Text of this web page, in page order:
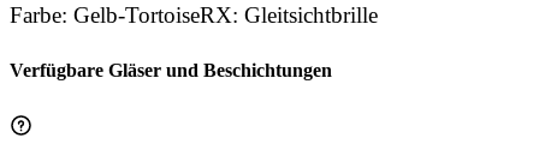
Farbe: Gelb-TortoiseRX: Gleitsichtbrille
Verfügbare Gläser und Beschichtungen